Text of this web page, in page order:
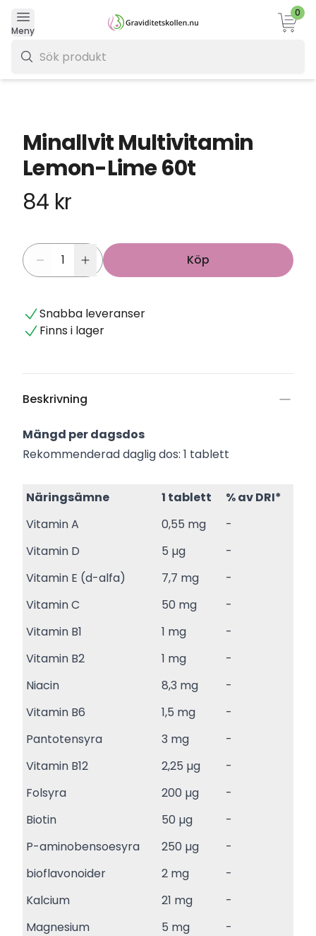
Meny
0
Minallvit Multivitamin
Lemon-Lime 60t
84 kr
Köp
Snabba leveranser
Finns i lager
Beskrivning
Mängd per dagsdos
Rekommenderad daglig dos: 1 tablett
Näringsämne 1 tablett
% av DRI*
Vitamin A
0,55 mg
-
Vitamin D
5 µg
-
Vitamin E (d-alfa)
7,7 mg
-
Vitamin C
50 mg
-
Vitamin B1
1 mg
-
Vitamin B2
1 mg
-
Niacin
8,3 mg
-
Vitamin B6
1,5 mg
-
Pantotensyra
3 mg
-
Vitamin B12
2,25 µg
-
Folsyra
200 µg
-
Biotin
50 µg
-
P-aminobensoesyra
250 µg
-
bioflavonoider
2 mg
-
Kalcium
21 mg
-
Magnesium
5 mg
-